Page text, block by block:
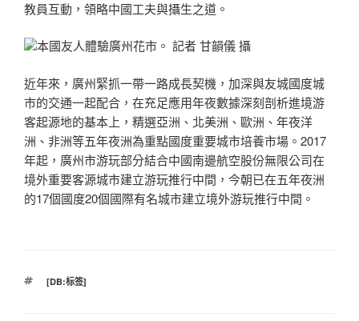
教員互動，領略中國工夫與攝生之道。
本國友人體驗廣州花市。 記者 甘韻儀 攝
近年來，廣州緊抓一帶一路成長契機，加深與友城國度城
市的交通一起配合，在充足應用年夜數據深刻剖析進境游
客起源地的基本上，精選亞洲、北美洲、歐洲、年夜洋
洲、非洲等五年夜洲為重點國度重要城市培養市場。2017
年起，廣州市游玩部分結合中國南邊航空股份無限公司在
境外重要客源城市建立游玩推行中間，今朝已在五年夜洲
的17個國度20個國際有名城市建立境外游玩推行中間。
標
[DB:标签]